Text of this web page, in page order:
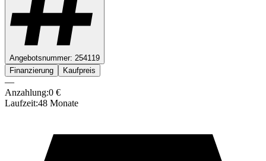
Angebotsnummer: 254119
Finanzierung
Kaufpreis
—
Anzahlung:0 €
Laufzeit:48 Monate